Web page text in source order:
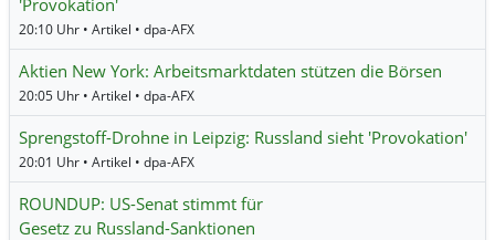
20:10 Uhr • Artikel • dpa-AFX
Aktien New York: Arbeitsmarktdaten stützen die Börsen
20:05 Uhr • Artikel • dpa-AFX
Sprengstoff-Drohne in Leipzig: Russland sieht 'Provokation'
20:01 Uhr • Artikel • dpa-AFX
ROUNDUP: US-Senat stimmt für
Gesetz zu Russland-Sanktionen